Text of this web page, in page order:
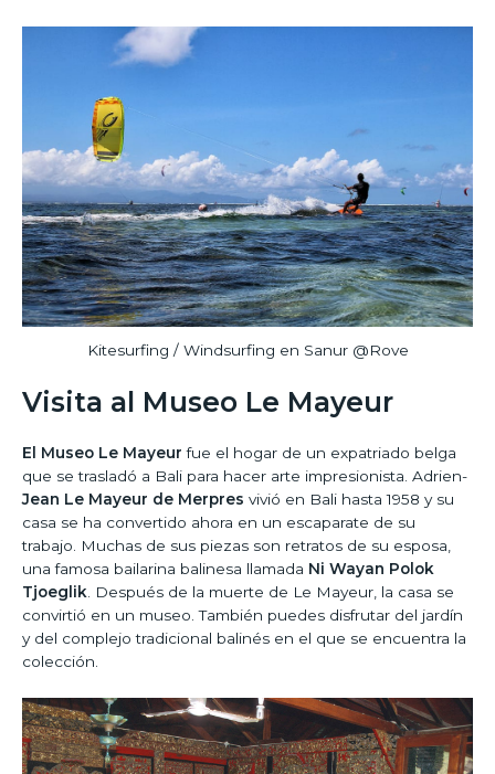
Kitesurfing / Windsurfing en Sanur @Rove
Visita al Museo Le Mayeur
El Museo Le Mayeur fue el hogar de un expatriado belga
que se trasladó a Bali para hacer arte impresionista. Adrien-
Jean Le Mayeur de Merpres vivió en Bali hasta 1958 y su
casa se ha convertido ahora en un escaparate de su
trabajo. Muchas de sus piezas son retratos de su esposa,
una famosa bailarina balinesa llamada Ni Wayan Polok
Tjoeglik. Después de la muerte de Le Mayeur, la casa se
convirtió en un museo. También puedes disfrutar del jardín
y del complejo tradicional balinés en el que se encuentra la
colección.